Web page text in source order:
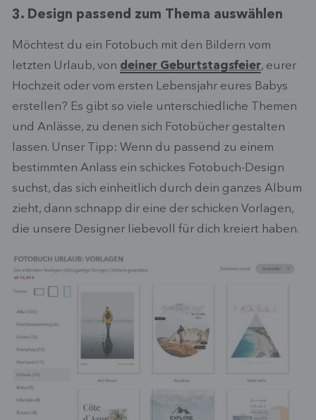
3. Design passend zum Thema auswählen
Möchtest du ein Fotobuch mit den Bildern vom
letzten Urlaub, von deiner Geburtstagsfeier, eurer
Hochzeit oder vom ersten Lebensjahr eures Babys
erstellen? Es gibt so viele unterschiedliche Themen
und Anlässe, zu denen sich Fotobücher gestalten
lassen. Unser Tipp: Wenn du passend zu einem
bestimmten Anlass ein schickes Fotobuch-Design
suchst, das sich einheitlich durch dein ganzes Album
zieht, dann schnapp dir eine der schicken Vorlagen,
die unsere Designer liebevoll für dich kreiert haben.